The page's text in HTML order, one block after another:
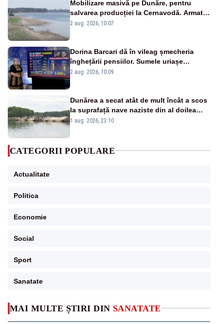
MAI MULTE ȘTIRI DIN SANATATE
Mobilizare masivă pe Dunăre, pentru
salvarea producției la Cernavodă. Armata
va detona o stâncă și va devia apa
2 aug. 2026, 10:07
Dorina Barcari dă în vileag șmecheria
înghețării pensiilor. Sumele uriașe
pierdute de fiecare român
2 aug. 2026, 10:09
Dunărea a secat atât de mult încât a scos
la suprafață nave naziste din al doilea
război mondial
1 aug. 2026, 23:10
CATEGORII POPULARE
Actualitate
Politica
Economie
Social
Sport
Sanatate